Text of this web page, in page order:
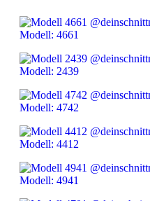
Modell: 4661
Modell: 2439
Modell: 4742
Modell: 4412
Modell: 4941